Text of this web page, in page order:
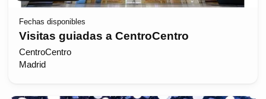
Fechas disponibles
Visitas guiadas a CentroCentro
CentroCentro
Madrid